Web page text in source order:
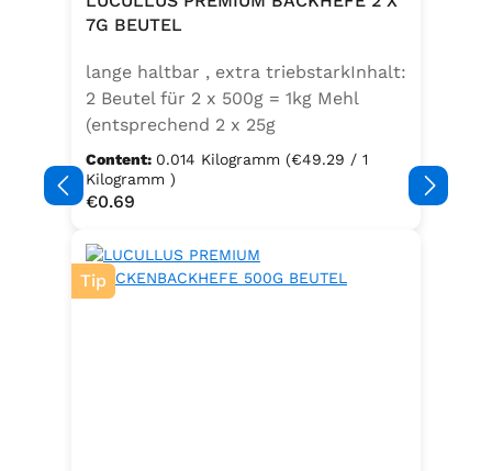
Speisefettsäuren, Folsäure,
Sellerie enthalten.
7G BEUTEL
lange haltbar , extra triebstarkInhalt:
2 Beutel für 2 x 500g = 1kg Mehl
(entsprechend 2 x 25g
Frischhefe)Zutaten: Trockenbackhefe
, Emulgator E491 (Unter
Schutzatmosphäre verpackt)
Content: 0.014 Kilogramm (€49.29 / 1
Kilogramm )
Regular price:
€0.69
Tip